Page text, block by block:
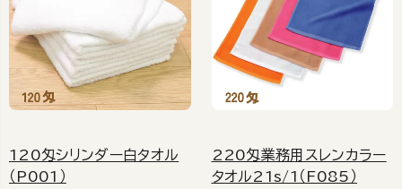
120匁シリンダー白タオル
（P001）
220匁業務用スレンカラー
タオル21s/1（F085）